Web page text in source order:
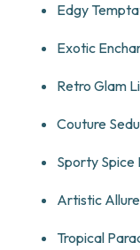
Edgy
Exotic
Retro Glam
Couture
Sporty Spice
Artistic Allure
Tropical